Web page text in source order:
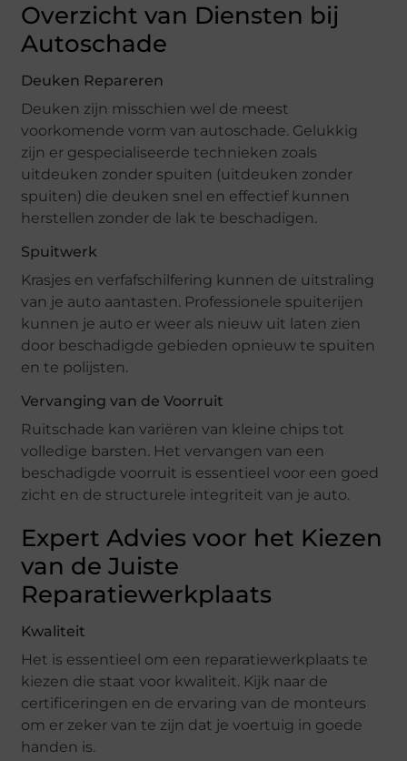
Overzicht van Diensten bij
Autoschade
Deuken Repareren
Deuken zijn misschien wel de meest
voorkomende vorm van autoschade. Gelukkig
zijn er gespecialiseerde technieken zoals
uitdeuken zonder spuiten (uitdeuken zonder
spuiten) die deuken snel en effectief kunnen
herstellen zonder de lak te beschadigen.
Spuitwerk
Krasjes en verfafschilfering kunnen de uitstraling
van je auto aantasten. Professionele spuiterijen
kunnen je auto er weer als nieuw uit laten zien
door beschadigde gebieden opnieuw te spuiten
en te polijsten.
Vervanging van de Voorruit
Ruitschade kan variëren van kleine chips tot
volledige barsten. Het vervangen van een
beschadigde voorruit is essentieel voor een goed
zicht en de structurele integriteit van je auto.
Expert Advies voor het Kiezen
van de Juiste
Reparatiewerkplaats
Kwaliteit
Het is essentieel om een reparatiewerkplaats te
kiezen die staat voor kwaliteit. Kijk naar de
certificeringen en de ervaring van de monteurs
om er zeker van te zijn dat je voertuig in goede
handen is.